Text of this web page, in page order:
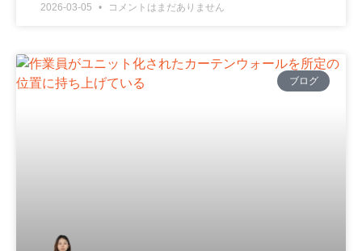
2026-03-05 コメントはまだありません
ブログ